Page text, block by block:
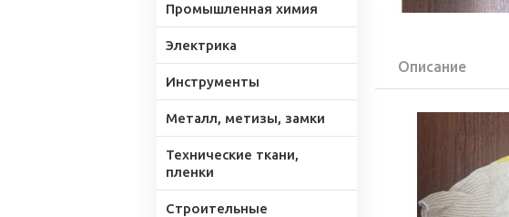
Промышленная химия
Электрика
Инструменты
Металл, метизы, замки
Технические ткани,
пленки
Строительные
Описание